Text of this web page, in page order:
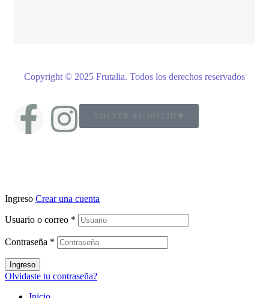
Copyright © 2025 Frutalia. Todos los derechos reservados
VOLVER AL INICIO
Ingreso Crear una cuenta
Usuario o correo *
Contraseña *
Ingreso
Olvidaste tu contraseña?